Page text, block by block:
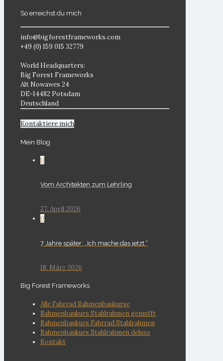
So erreichst du mich
info@bigforestframeworks.com
+49 (0) 159 015 32779
World Headquarters:
Big Forest Frameworks
Alt Nowawes 24
DE-14482 Potsdam
Deutschland
Kontaktiere mich
Mein Blog
0
Vom Architekten zum Lehrling
27. April 2026
0
7 Jahre später: „Ich mache das jetzt.“
18. März 2026
Big Forest Frameworks
Alle Fahrrad Rahmenbaukurse
Rahmenbaukurs Stahlrahmen gemufft
Rahmenbaukurs Fahrrad Stahlrahmen
Rahmenbaukurs Stahlrahmen deluxe
Kontakt